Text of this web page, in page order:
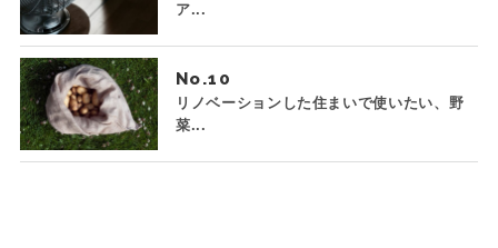
ア...
No.
リノベーションした住まいで使いたい、野
菜...